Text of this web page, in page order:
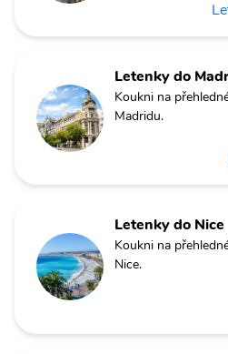
Letenky do
Koukni na
Madridu.
Letenky do Nice
Koukni na
Nice.